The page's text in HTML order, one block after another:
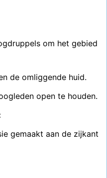
om het gebied
de omliggende huid.
open te houden.
gemaakt aan de zijkant